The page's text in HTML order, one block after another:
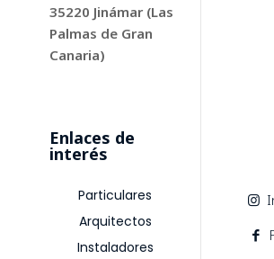
35220 Jinámar (Las
Palmas de Gran
Canaria)
Enlaces de
interés
Particulares
Arquitectos
Instaladores